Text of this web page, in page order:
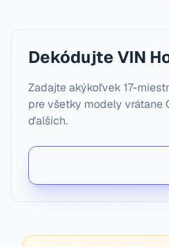
Dekódujte VIN
Zadajte akýkoľvek 17-
pre všetky modely vrátane
ďalších.